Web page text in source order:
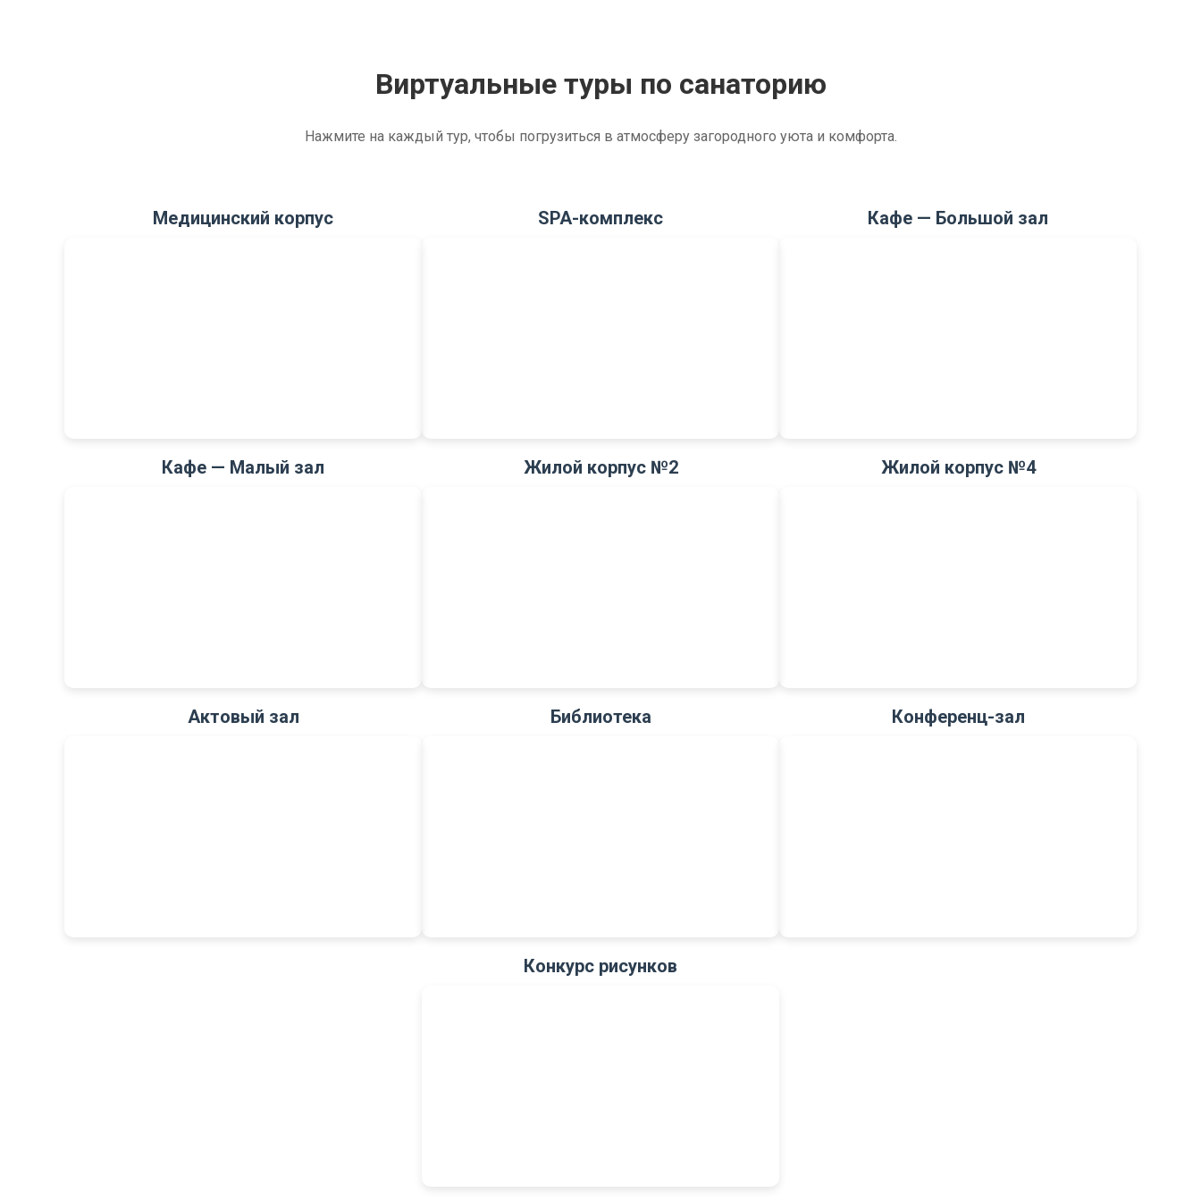
Виртуальные туры по санаторию
Нажмите на каждый тур, чтобы погрузиться в атмосферу загородного уюта и комфорта.
Медицинский корпус SPA-комплекс Кафе — Большой зал
Кафе — Малый зал Жилой корпус №2 Жилой корпус №4
Актовый зал Библиотека Конференц-зал
Конкурс рисунков